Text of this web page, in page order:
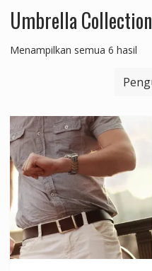
Umbrella Collection
Menampilkan semua 6 hasil